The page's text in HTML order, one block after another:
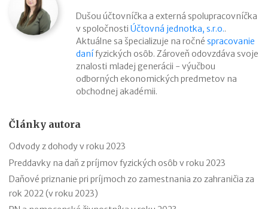
Dušou účtovníčka a externá spolupracovníčka
v spoločnosti Účtovná jednotka, s.r.o..
Aktuálne sa špecializuje na ročné spracovanie
danífyzických osôb. Zároveň odovzdáva svoje
znalosti mladej generácii - výučbou
odborných ekonomických predmetov na
obchodnej akadémii.
Články autora
Odvody z dohody v roku 2023
Preddavky na daň z príjmov fyzických osôb v roku 2023
Daňové priznanie pri príjmoch zo zamestnania zo zahraničia za
rok 2022 (v roku 2023)